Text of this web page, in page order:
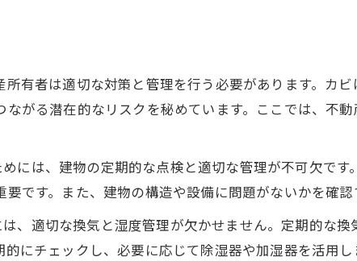
有者は適切な対策と管理を行う必要があります。カ
がる潜在的なリスクを秘めています。ここでは、不
には、建物の定期的な点検と適切な管理が不可欠で
です。また、建物の構造や設備に問題がないかを確認
、適切な換気と湿度管理が欠かせません。定期的な
にチェックし、必要に応じて除湿器や加湿器を活用し